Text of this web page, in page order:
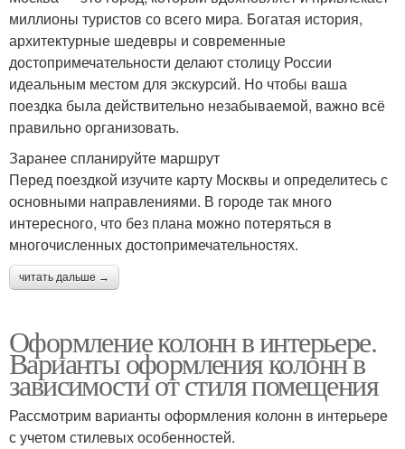
миллионы туристов со всего мира. Богатая история,
архитектурные шедевры и современные
достопримечательности делают столицу России
идеальным местом для экскурсий. Но чтобы ваша
поездка была действительно незабываемой, важно всё
правильно организовать.
Заранее спланируйте маршрут
Перед поездкой изучите карту Москвы и определитесь с
основными направлениями. В городе так много
интересного, что без плана можно потеряться в
многочисленных достопримечательностях.
читать дальше →
Оформление колонн в интерьере.
Варианты оформления колонн в
зависимости от стиля помещения
Рассмотрим варианты оформления колонн в интерьере
с учетом стилевых особенностей.